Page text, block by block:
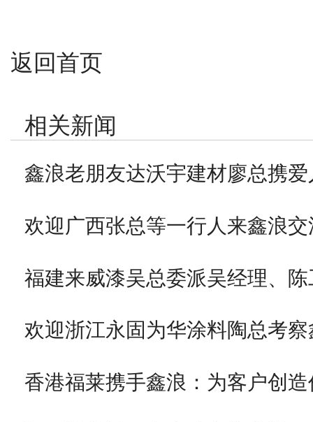
返回首页
相关新闻
鑫浪老朋友达沃宇建材廖总携
欢迎广西张总等一行人来鑫浪
福建来威漆吴总委派吴经理、
欢迎浙江永固为华涂料陶总考
香港福莱携手鑫浪：为客户创